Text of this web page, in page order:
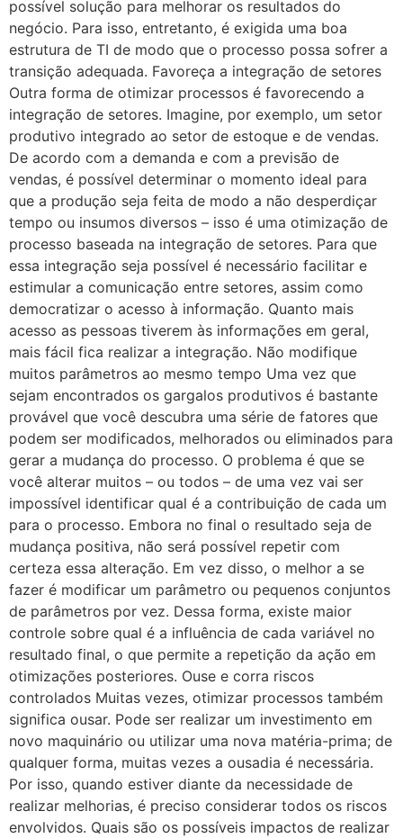
possível solução para melhorar os resultados do
negócio. Para isso, entretanto, é exigida uma boa
estrutura de TI de modo que o processo possa sofrer a
transição adequada. Favoreça a integração de setores
Outra forma de otimizar processos é favorecendo a
integração de setores. Imagine, por exemplo, um setor
produtivo integrado ao setor de estoque e de vendas.
De acordo com a demanda e com a previsão de
vendas, é possível determinar o momento ideal para
que a produção seja feita de modo a não desperdiçar
tempo ou insumos diversos – isso é uma otimização de
processo baseada na integração de setores. Para que
essa integração seja possível é necessário facilitar e
estimular a comunicação entre setores, assim como
democratizar o acesso à informação. Quanto mais
acesso as pessoas tiverem às informações em geral,
mais fácil fica realizar a integração. Não modifique
muitos parâmetros ao mesmo tempo Uma vez que
sejam encontrados os gargalos produtivos é bastante
provável que você descubra uma série de fatores que
podem ser modificados, melhorados ou eliminados para
gerar a mudança do processo. O problema é que se
você alterar muitos – ou todos – de uma vez vai ser
impossível identificar qual é a contribuição de cada um
para o processo. Embora no final o resultado seja de
mudança positiva, não será possível repetir com
certeza essa alteração. Em vez disso, o melhor a se
fazer é modificar um parâmetro ou pequenos conjuntos
de parâmetros por vez. Dessa forma, existe maior
controle sobre qual é a influência de cada variável no
resultado final, o que permite a repetição da ação em
otimizações posteriores. Ouse e corra riscos
controlados Muitas vezes, otimizar processos também
significa ousar. Pode ser realizar um investimento em
novo maquinário ou utilizar uma nova matéria-prima; de
qualquer forma, muitas vezes a ousadia é necessária.
Por isso, quando estiver diante da necessidade de
realizar melhorias, é preciso considerar todos os riscos
envolvidos. Quais são os possíveis impactos de realizar